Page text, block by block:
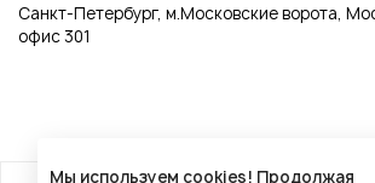
Санкт-Петербург, м.Московские ворота,
офис 301
Мы используем cookies! Продолжая